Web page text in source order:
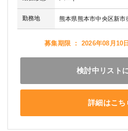
勤務地 熊本県熊本市中央区新
募集期限 ： 2026年08月10
検討中リスト
詳細はこち